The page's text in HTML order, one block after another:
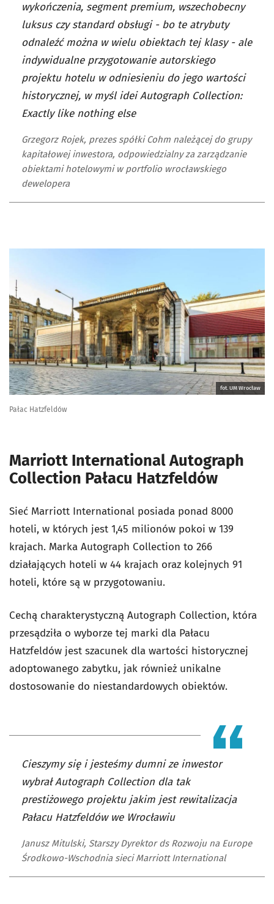
wykończenia, segment premium, wszechobecny
luksus czy standard obsługi - bo te atrybuty
odnaleźć można w wielu obiektach tej klasy - ale
indywidualne przygotowanie autorskiego
projektu hotelu w odniesieniu do jego wartości
historycznej, w myśl idei Autograph Collection:
Exactly like nothing else
Grzegorz Rojek, prezes spółki Cohm należącej do grupy
kapitałowej inwestora, odpowiedzialny za zarządzanie
obiektami hotelowymi w portfolio wrocławskiego
dewelopera
fot. UM Wrocław
Pałac Hatzfeldów
Marriott International Autograph
Collection Pałacu Hatzfeldów
Sieć Marriott International posiada ponad 8000
hoteli, w których jest 1,45 milionów pokoi w 139
krajach. Marka Autograph Collection to 266
działających hoteli w 44 krajach oraz kolejnych 91
hoteli, które są w przygotowaniu.
Cechą charakterystyczną Autograph Collection, która
przesądziła o wyborze tej marki dla Pałacu
Hatzfeldów jest szacunek dla wartości historycznej
adoptowanego zabytku, jak również unikalne
dostosowanie do niestandardowych obiektów.
Cieszymy się i jesteśmy dumni ze inwestor
wybrał Autograph Collection dla tak
prestiżowego projektu jakim jest rewitalizacja
Pałacu Hatzfeldów we Wrocławiu
Janusz Mitulski, Starszy Dyrektor ds Rozwoju na Europe
Środkowo-Wschodnia sieci Marriott International